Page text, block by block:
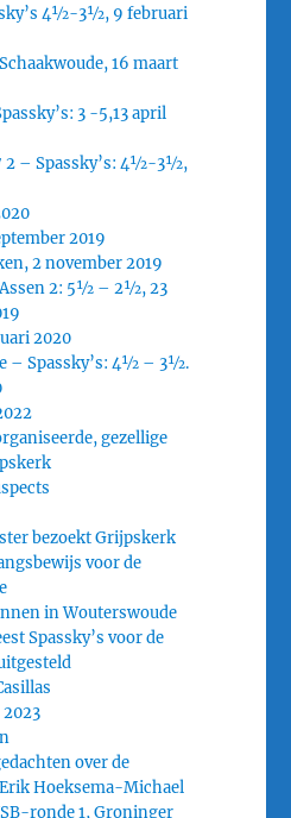
4½-3½, 9 februari
16 maart
3 -5,13 april
2 – Spassky’s: 4½-3½,
2019
2 november 2019
Assen 2: 5½ – 2½, 23
2020
– Spassky’s: 4½ – 3½.
gezellige
bezoekt Grijpskerk
voor de
in Wouterswoude
Spassky’s voor de
over de
Hoeksema-Michael
ronde 1, Groninger